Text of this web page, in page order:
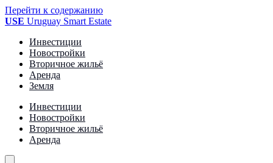
Перейти к содержанию
USE Uruguay Smart Estate
Инвестиции
Новостройки
Вторичное жильё
Аренда
Земля
Инвестиции
Новостройки
Вторичное жильё
Аренда